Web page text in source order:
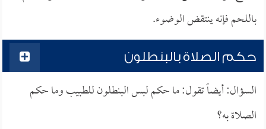
باللحم فإنه ينتقض الوضوء.
حكم الصلاة بالبنطلون
السؤال: أيضاً تقول: ما حكم لبس البنطلون للطبيب وما حكم
الصلاة به؟